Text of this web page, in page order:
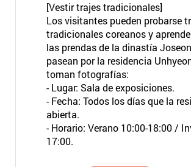
[Vestir trajes tradicionales]
Los visitantes pueden probarse
tradicionales coreanos y
las prendas de la dinastía
pasean por la residencia
toman fotografías:
- Lugar: Sala de exposiciones.
- Fecha: Todos los días que la
abierta.
- Horario: Verano 10:00-18:00 /
17:00.